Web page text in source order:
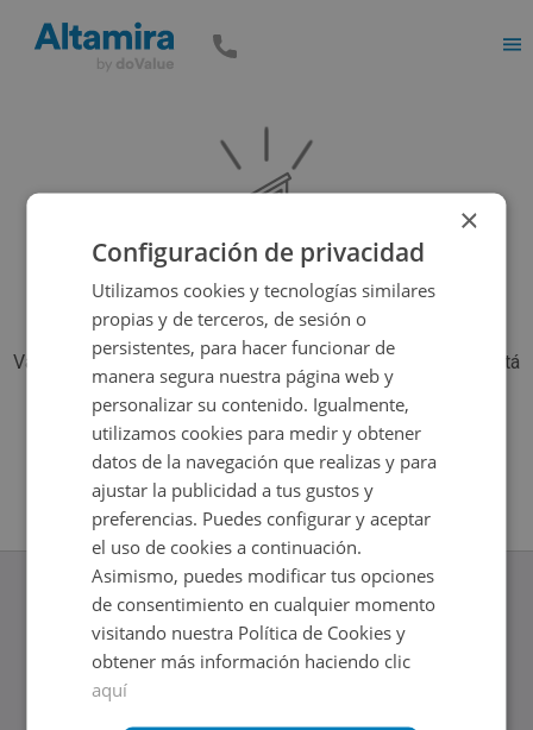
Vaya, parece que el inmueble que estás buscando ya no está
disponible, pero tenemos muchas más opciones...
Volver a buscar
×
Configuración de privacidad
Utilizamos cookies y tecnologías similares
propias y de terceros, de sesión o
persistentes, para hacer funcionar de
manera segura nuestra página web y
personalizar su contenido. Igualmente,
utilizamos cookies para medir y obtener
datos de la navegación que realizas y para
ajustar la publicidad a tus gustos y
preferencias. Puedes configurar y aceptar
el uso de cookies a continuación.
Asimismo, puedes modificar tus opciones
de consentimiento en cualquier momento
visitando nuestra Política de Cookies y
obtener más información haciendo clic
aquí